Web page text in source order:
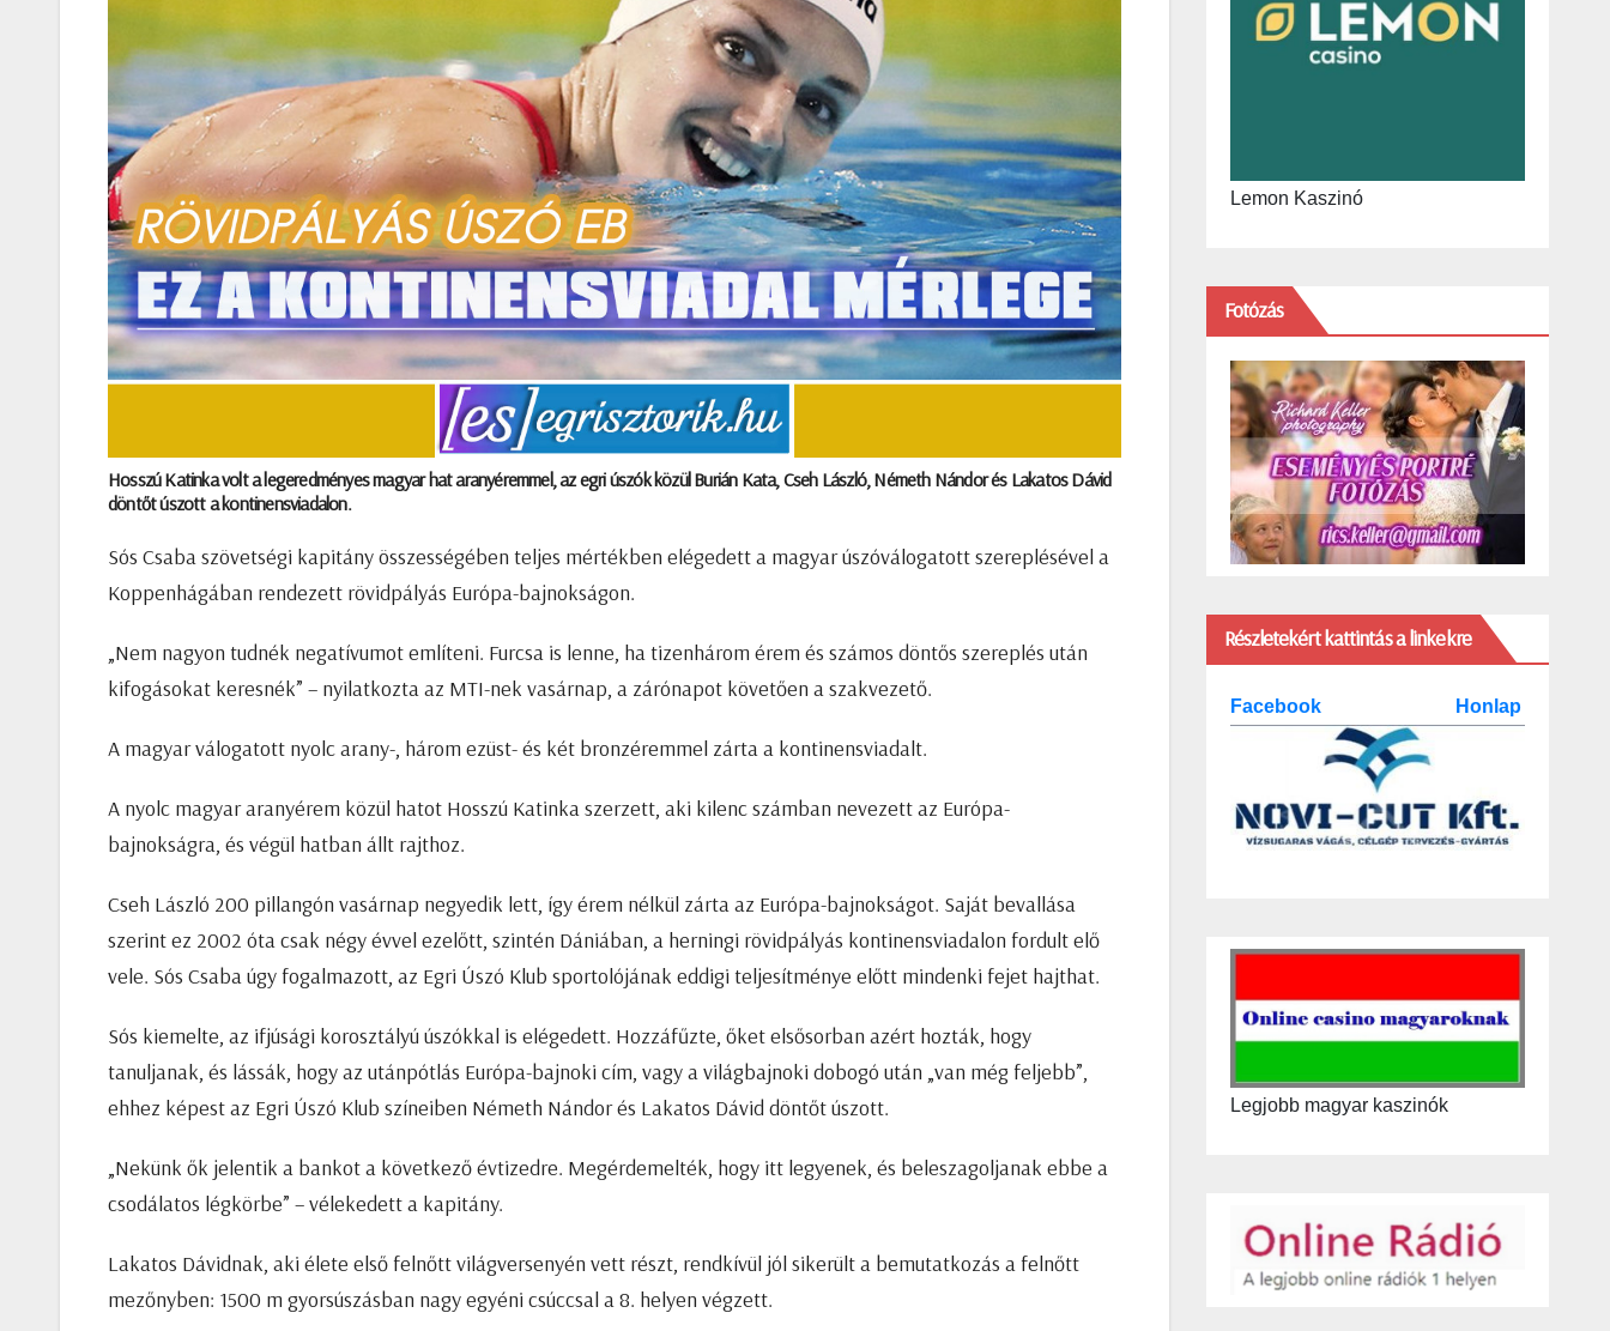
Hosszú Katinka volt a legeredményes magyar hat aranyéremmel, az egri úszók közül Burián Kata, Cseh László, Németh Nándor és Lakatos Dávid
döntőt úszott a kontinensviadalon.
Sós Csaba szövetségi kapitány összességében teljes mértékben elégedett a magyar úszóválogatott szereplésével a
Koppenhágában rendezett rövidpályás Európa-bajnokságon.
„Nem nagyon tudnék negatívumot említeni. Furcsa is lenne, ha tizenhárom érem és számos döntős szereplés után
kifogásokat keresnék” – nyilatkozta az MTI-nek vasárnap, a zárónapot követően a szakvezető.
A magyar válogatott nyolc arany-, három ezüst- és két bronzéremmel zárta a kontinensviadalt.
A nyolc magyar aranyérem közül hatot Hosszú Katinka szerzett, aki kilenc számban nevezett az Európa-
bajnokságra, és végül hatban állt rajthoz.
Cseh László 200 pillangón vasárnap negyedik lett, így érem nélkül zárta az Európa-bajnokságot. Saját bevallása
szerint ez 2002 óta csak négy évvel ezelőtt, szintén Dániában, a herningi rövidpályás kontinensviadalon fordult elő
vele. Sós Csaba úgy fogalmazott, az Egri Úszó Klub sportolójának eddigi teljesítménye előtt mindenki fejet hajthat.
Sós kiemelte, az ifjúsági korosztályú úszókkal is elégedett. Hozzáfűzte, őket elsősorban azért hozták, hogy
tanuljanak, és lássák, hogy az utánpótlás Európa-bajnoki cím, vagy a világbajnoki dobogó után „van még feljebb”,
ehhez képest az Egri Úszó Klub színeiben Németh Nándor és Lakatos Dávid döntőt úszott.
„Nekünk ők jelentik a bankot a következő évtizedre. Megérdemelték, hogy itt legyenek, és beleszagoljanak ebbe a
csodálatos légkörbe” – vélekedett a kapitány.
Lakatos Dávidnak, aki élete első felnőtt világversenyén vett részt, rendkívül jól sikerült a bemutatkozás a felnőtt
mezőnyben: 1500 m gyorsúszásban nagy egyéni csúccsal a 8. helyen végzett.
Lemon Kaszinó
Fotózás
Részletekért kattintás a linkekre
Facebook Honlap
Legjobb magyar kaszinók